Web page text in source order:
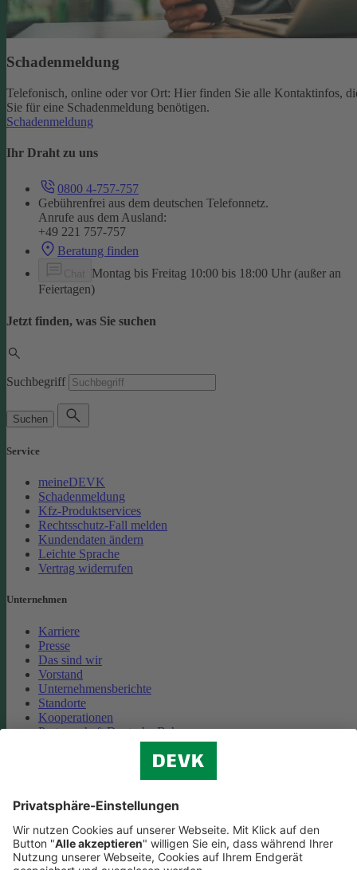
Schadenmeldung
Telefonisch, online oder vor Ort: Hier finden Sie alle Kontaktinfos,
Sie für eine Schadenmeldung benötigen.
Schadenmeldung
Ihr Draht zu uns
0800 4-757-757
Gebührenfrei aus dem deutschen Telefonnetz.
Anrufe aus dem Ausland:
+49 221 757-757
Beratung finden
Montag bis Freitag 10:00 bis 18:00 Uhr (außer an
Feiertagen)
Jetzt finden, was Sie suchen
Suchbegriff
Suchen
Service
meineDEVK
Schadenmeldung
Kfz-Produktservices
Rechtsschutz-Fall melden
Kundendaten ändern
Leichte Sprache
Vertrag widerrufen
Unternehmen
Karriere
Presse
Das sind wir
Vorstand
Unternehmensberichte
Standorte
Kooperationen
Partnerschaft Deutsche Bahn
Cookie-Einstellungen